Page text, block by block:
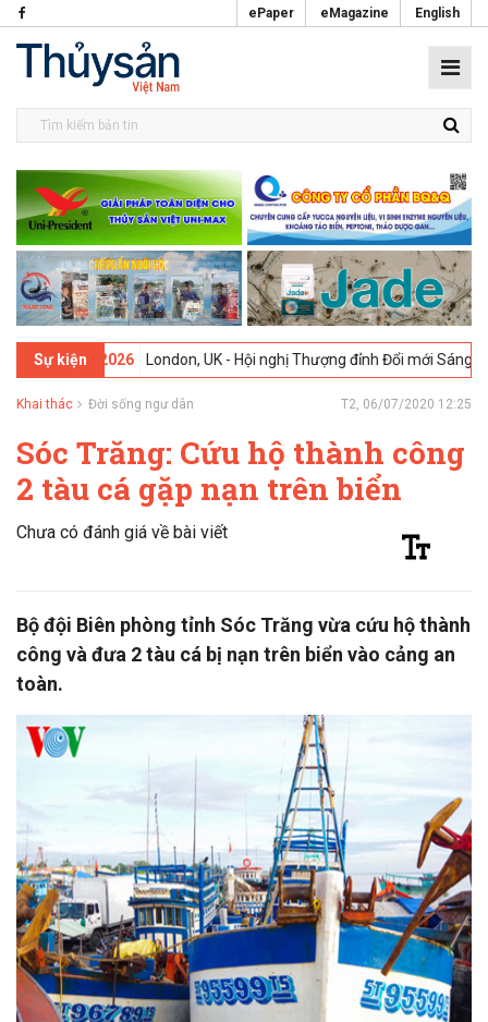
ePaper eMagazine English
Sự kiện
02-2026 London, UK - Hội nghị Thượng đỉnh Đổi mới Sáng tạo
Khai thác Đời sống ngư dân T2, 06/07/2020 12:25
Sóc Trăng: Cứu hộ thành công
2 tàu cá gặp nạn trên biển
Chưa có đánh giá về bài viết
Bộ đội Biên phòng tỉnh Sóc Trăng vừa cứu hộ thành
công và đưa 2 tàu cá bị nạn trên biển vào cảng an
toàn.